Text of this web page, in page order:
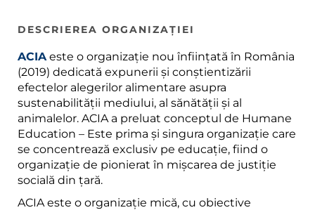
DESCRIEREA ORGANIZAȚIEI
ACIAeste o organizație nou înființată în România
(2019) dedicată expunerii și conștientizării
efectelor alegerilor alimentare asupra
sustenabilității mediului, al sănătății și al
animalelor. ACIA a preluat conceptul de Humane
Education – Este prima și singura organizație care
se concentrează exclusiv pe educație, fiind o
organizație de pionierat în mișcarea de justiție
socială din țară.
ACIA este o organizație mică, cu obiective